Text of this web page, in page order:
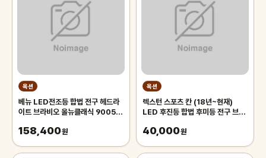
옥션
베뉴 LED전조등 합법 전구 헤드라
이트 브라비오 올뉴클래식 9005타
158,400원
옥션
렉스턴 스포츠 칸 (18년~현재)
LED 후진등 합법 후미등 전구 브라
40,000원